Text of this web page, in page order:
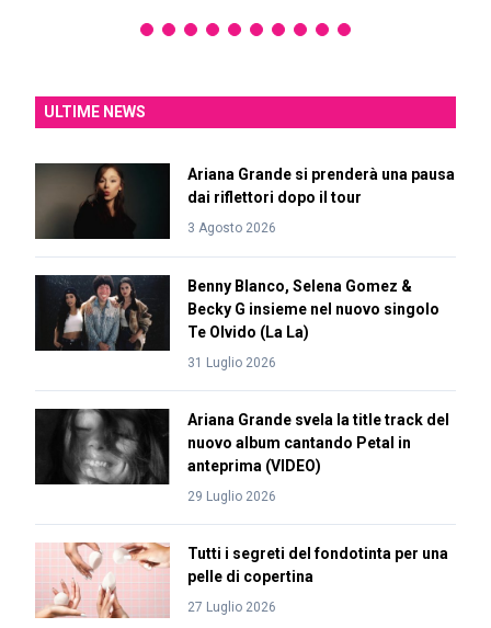
ULTIME NEWS
Ariana Grande si prenderà una pausa
dai riflettori dopo il tour
3 Agosto 2026
Benny Blanco, Selena Gomez &
Becky G insieme nel nuovo singolo
Te Olvido (La La)
31 Luglio 2026
Ariana Grande svela la title track del
nuovo album cantando Petal in
anteprima (VIDEO)
29 Luglio 2026
Tutti i segreti del fondotinta per una
pelle di copertina
27 Luglio 2026